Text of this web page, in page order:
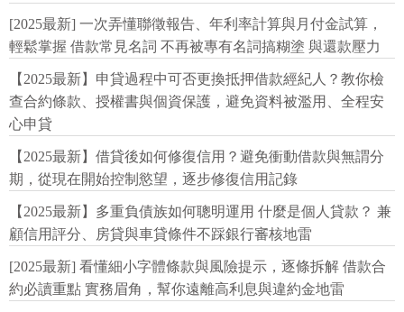
[2025最新] 一次弄懂聯徵報告、年利率計算與月付金試算，
輕鬆掌握 借款常見名詞 不再被專有名詞搞糊塗 與還款壓力
【2025最新】申貸過程中可否更換抵押借款經紀人？教你檢
查合約條款、授權書與個資保護，避免資料被濫用、全程安
心申貸
【2025最新】借貸後如何修復信用？避免衝動借款與無謂分
期，從現在開始控制慾望，逐步修復信用記錄
【2025最新】多重負債族如何聰明運用 什麼是個人貸款？ 兼
顧信用評分、房貸與車貸條件不踩銀行審核地雷
[2025最新] 看懂細小字體條款與風險提示，逐條拆解 借款合
約必讀重點 實務眉角，幫你遠離高利息與違約金地雷